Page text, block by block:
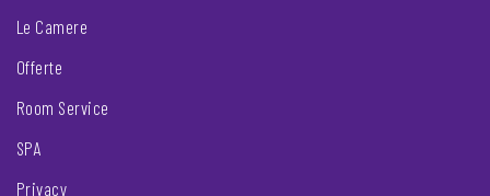
Le Camere
Offerte
Room Service
SPA
Privacy